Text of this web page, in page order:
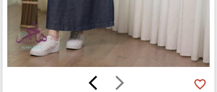
arrow_forward_ios
arrow_back_ios favorite_border